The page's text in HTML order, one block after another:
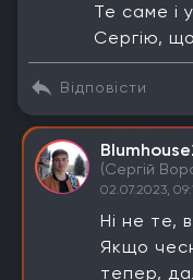
Те саме і
Сергію,
Відповісти
(Сергій
02.07.2023,
Ні не те,
Якщо
тепер,